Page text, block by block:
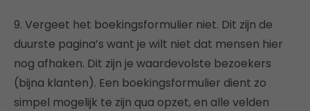
9. Vergeet het boekingsformulier niet. Dit zijn de
duurste pagina’s want je wilt niet dat mensen hier
nog afhaken. Dit zijn je waardevolste bezoekers
(bijna klanten). Een boekingsformulier dient zo
simpel mogelijk te zijn qua opzet, en alle velden